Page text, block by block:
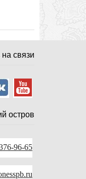
связи
остров
96-65